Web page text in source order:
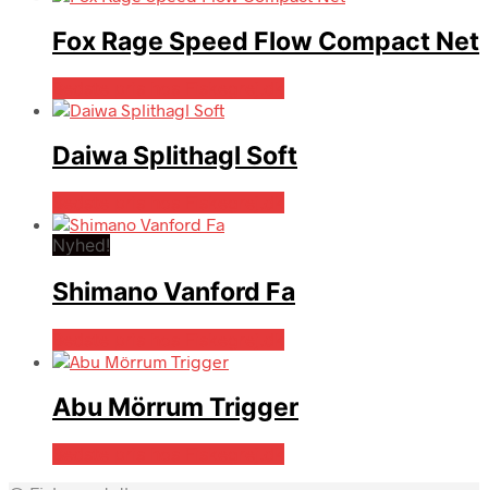
Fox Rage Speed Flow Compact Net
Daiwa Splithagl Soft
Nyhed!
Shimano Vanford Fa
Abu Mörrum Trigger